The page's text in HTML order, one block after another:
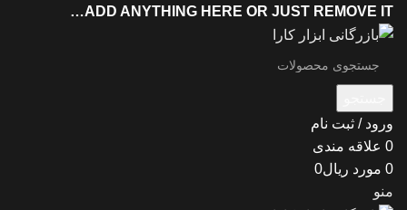
ADD ANYTHING HERE OR JUST REMOVE IT…
ورود / ثبت نام
0 علاقه مندی
0 مورد ریال0
منو